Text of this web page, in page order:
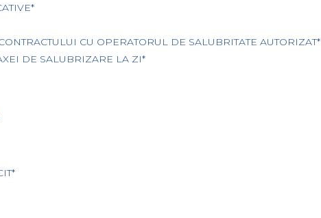
CU OPERATORUL DE SALUBRITATE AUTORIZAT*
DE SALUBRIZARE LA ZI*